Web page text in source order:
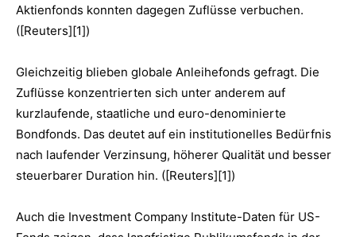
Aktienfonds konnten dagegen Zuflüsse verbuchen.
([Reuters][1])
Gleichzeitig blieben globale Anleihefonds gefragt. Die
Zuflüsse konzentrierten sich unter anderem auf
kurzlaufende, staatliche und euro-denominierte
Bondfonds. Das deutet auf ein institutionelles Bedürfnis
nach laufender Verzinsung, höherer Qualität und besser
steuerbarer Duration hin. ([Reuters][1])
Auch die Investment Company Institute-Daten für US-